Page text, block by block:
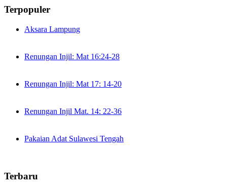
Terpopuler
Aksara Lampung
Renungan Injil: Mat 16:24-28
Renungan Injil: Mat 17: 14-20
Renungan Injil Mat. 14: 22-36
Pakaian Adat Sulawesi Tengah
Terbaru